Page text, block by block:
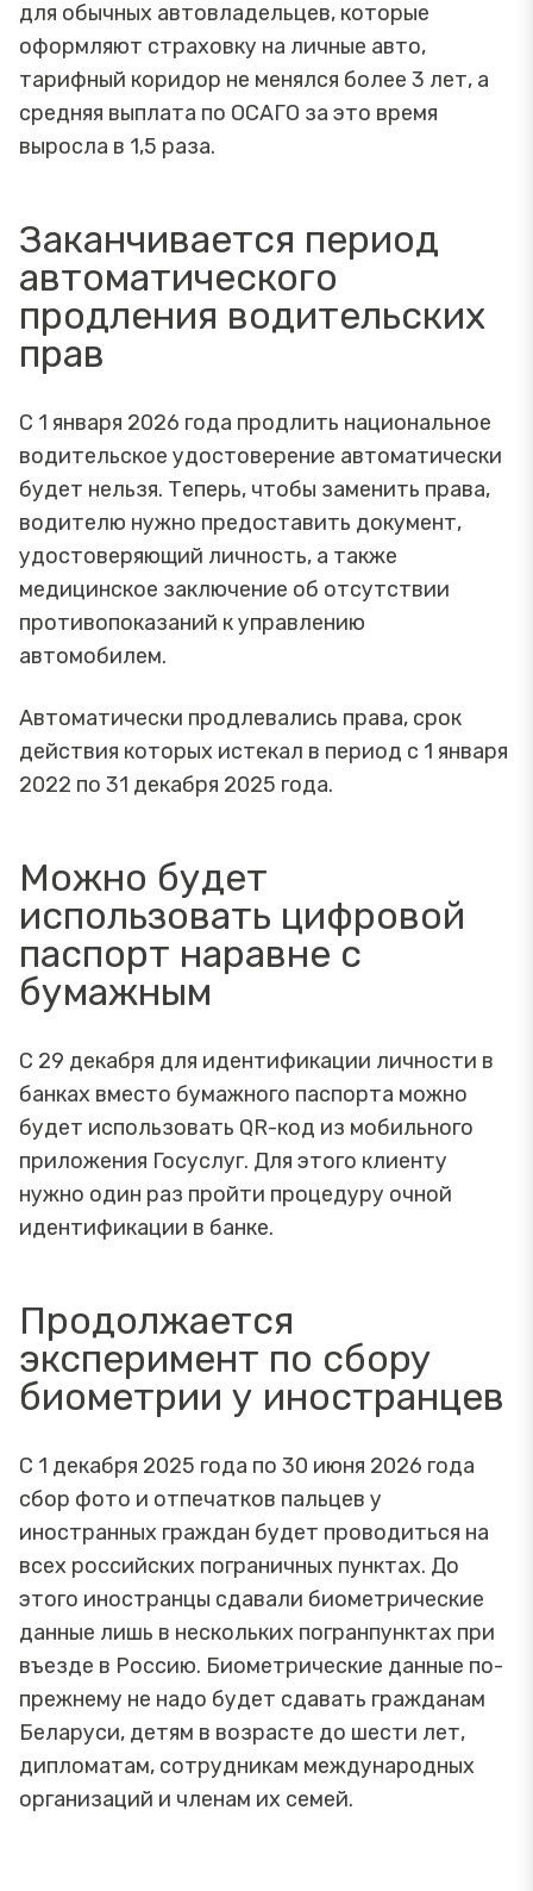
для обычных автовладельцев, которые
оформляют страховку на личные авто,
тарифный коридор не менялся более 3 лет, а
средняя выплата по ОСАГО за это время
выросла в 1,5 раза.
Заканчивается период
автоматического
продления водительских
прав
С 1 января 2026 года продлить национальное
водительское удостоверение автоматически
будет нельзя. Теперь, чтобы заменить права,
водителю нужно предоставить документ,
удостоверяющий личность, а также
медицинское заключение об отсутствии
противопоказаний к управлению
автомобилем.
Автоматически продлевались права, срок
действия которых истекал в период с 1 января
2022 по 31 декабря 2025 года.
Можно будет
использовать цифровой
паспорт наравне с
бумажным
С 29 декабря для идентификации личности в
банках вместо бумажного паспорта можно
будет использовать QR-код из мобильного
приложения Госуслуг. Для этого клиенту
нужно один раз пройти процедуру очной
идентификации в банке.
Продолжается
эксперимент по сбору
биометрии у иностранцев
С 1 декабря 2025 года по 30 июня 2026 года
сбор фото и отпечатков пальцев у
иностранных граждан будет проводиться на
всех российских пограничных пунктах. До
этого иностранцы сдавали биометрические
данные лишь в нескольких погранпунктах при
въезде в Россию. Биометрические данные по-
прежнему не надо будет сдавать гражданам
Беларуси, детям в возрасте до шести лет,
дипломатам, сотрудникам международных
организаций и членам их семей.